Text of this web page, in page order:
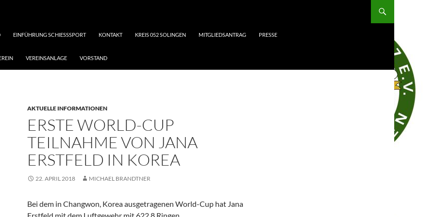
EINFÜHRUNG SCHIESSSPORT KONTAKT KREIS 052 SOLINGEN MITGLIEDSANTRAG PRESSE
VEREINSANLAGE VORSTAND
AKTUELLE INFORMATIONEN
ERSTE WORLD-CUP
TEILNAHME VON JANA
ERSTFELD IN KOREA
22. APRIL 2018 MICHAEL BRANDTNER
Bei dem in Changwon, Korea ausgetragenen World-Cup hat Jana